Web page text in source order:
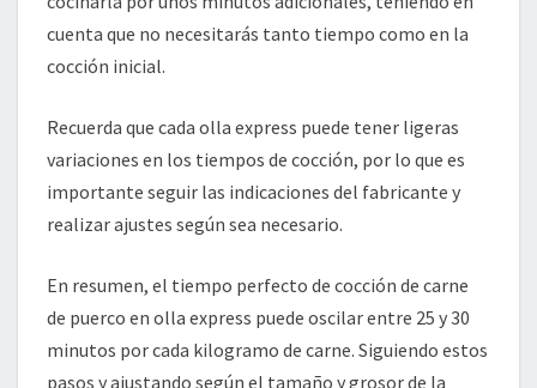
cuenta que no necesitarás tanto tiempo como en la
cocción inicial.
Recuerda que cada olla express puede tener ligeras
variaciones en los tiempos de cocción, por lo que es
importante seguir las indicaciones del fabricante y
realizar ajustes según sea necesario.
En resumen, el tiempo perfecto de cocción de carne
de puerco en olla express puede oscilar entre 25 y 30
minutos por cada kilogramo de carne. Siguiendo estos
pasos y ajustando según el tamaño y grosor de la